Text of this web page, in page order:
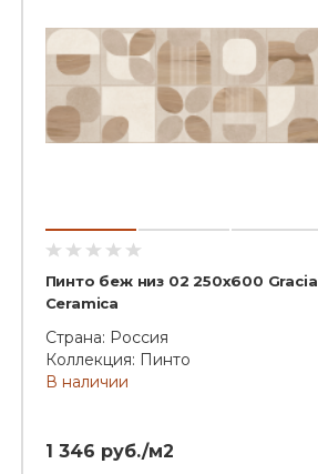
Пинто беж низ 02 250х600 Gracia
Ceramica
Страна: Россия
Коллекция: Пинто
В наличии
1 346 руб./м2